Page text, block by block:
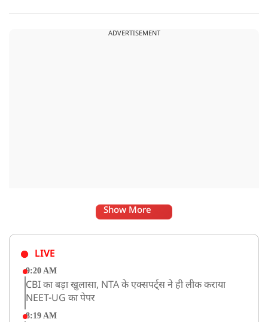
ADVERTISEMENT
Show More
LIVE
9:20 AM
CBI का बड़ा खुलासा, NTA के एक्सपर्ट्स ने ही लीक कराया
NEET-UG का पेपर
8:19 AM